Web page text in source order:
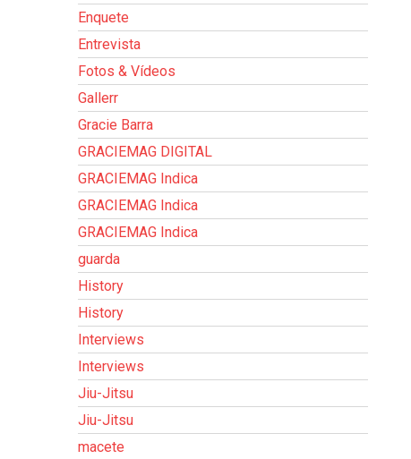
Enquete
Entrevista
Fotos & Vídeos
Gallerr
Gracie Barra
GRACIEMAG DIGITAL
GRACIEMAG Indica
GRACIEMAG Indica
GRACIEMAG Indica
guarda
History
History
Interviews
Interviews
Jiu-Jitsu
Jiu-Jitsu
macete